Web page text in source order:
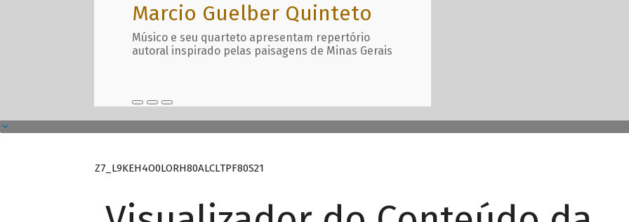
Marcio Guelber Quinteto
Músico e seu quarteto apresentam repertório
autoral inspirado pelas paisagens de Minas Gerais
Z7_L9KEH4O0LORH80ALCLTPF80S21